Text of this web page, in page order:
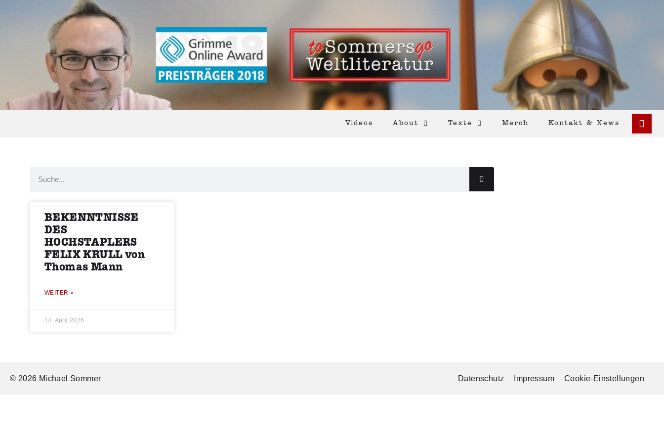
Videos About Texte Merch Kontakt & News
BEKENNTNISSE
DES
HOCHSTAPLERS
FELIX KRULL von
Thomas Mann
WEITER »
14. April 2026
© 2026 Michael Sommer Datenschutz Impressum Cookie-Einstellungen